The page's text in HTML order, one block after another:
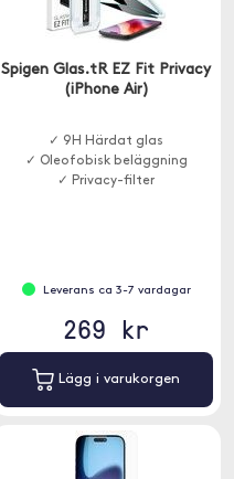
Spigen Glas.tR EZ Fit Privacy
(iPhone Air)
✓ 9H Härdat glas
✓ Oleofobisk beläggning
✓ Privacy-filter
Leverans ca 3-7 vardagar
269 kr
Lägg i varukorgen